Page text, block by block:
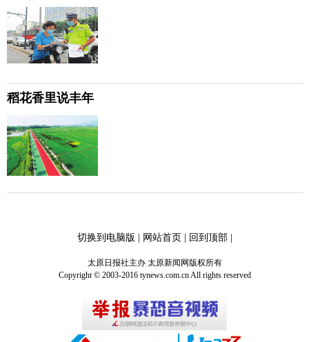
稻花香里说丰年
切换到电脑版 | 网站首页| 回到顶部|
太原日报社主办 太原新闻网版权所有
Copyright © 2003-2016 tynews.com.cn All rights reserved